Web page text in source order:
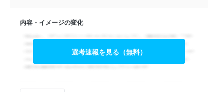
内容・イメージの変化
選考速報を見る（無料）